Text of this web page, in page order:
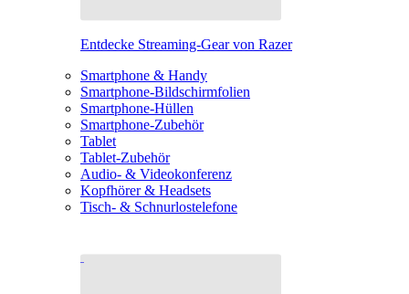
Entdecke Streaming-Gear von Razer
Smartphone & Handy
Smartphone-Bildschirmfolien
Smartphone-Hüllen
Smartphone-Zubehör
Tablet
Tablet-Zubehör
Audio- & Videokonferenz
Kopfhörer & Headsets
Tisch- & Schnurlostelefone